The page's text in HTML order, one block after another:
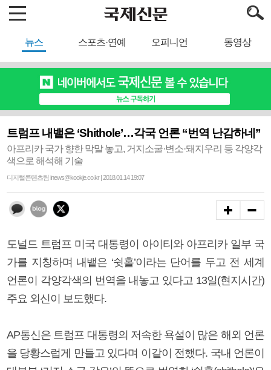
뉴스 스포츠·연예 오피니언 동영상
트럼프 내뱉은 ‘Shithole’…각국 언론 “번역 난감하네”
아프리카 국가 향한 막말 놓고, 거지소굴·변소·돼지우리 등 각양각
색으로 해석해 기술
디지털콘텐츠팀 inews@kookje.co.kr | 2018.01.14 19:07
도널드 트럼프 미국 대통령이 아이티와 아프리카 일부 국
가를 지칭하며 내뱉은 ‘쉿홀’이라는 단어를 두고 전 세계
언론이 각양각색의 번역을 내놓고 있다고 13일(현지시간)
주요 외신이 보도했다.
AP통신은 트럼프 대통령의 저속한 욕설이 많은 해외 언론
을 당황스럽게 만들고 있다며 이같이 전했다. 국내 언론이